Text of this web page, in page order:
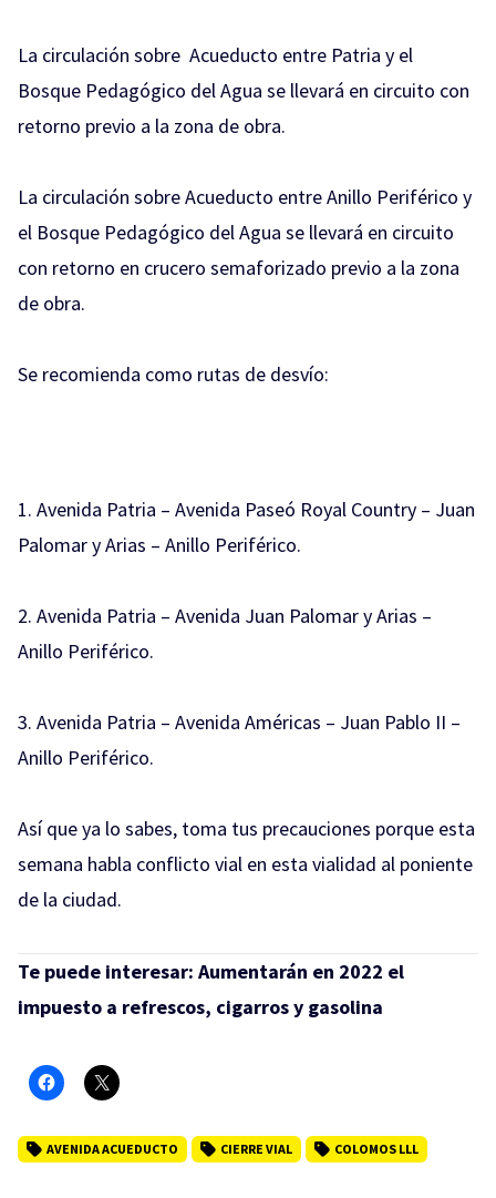
La circulación sobre Acueducto entre Patria y el
Bosque Pedagógico del Agua se llevará en circuito con
retorno previo a la zona de obra.
La circulación sobre Acueducto entre Anillo Periférico y
el Bosque Pedagógico del Agua se llevará en circuito
con retorno en crucero semaforizado previo a la zona
de obra.
Se recomienda como rutas de desvío:
1. Avenida Patria – Avenida Paseó Royal Country – Juan
Palomar y Arias – Anillo Periférico.
2. Avenida Patria – Avenida Juan Palomar y Arias –
Anillo Periférico.
3. Avenida Patria – Avenida Américas – Juan Pablo II –
Anillo Periférico.
Así que ya lo sabes, toma tus precauciones porque esta
semana habla conflicto vial en esta vialidad al poniente
de la ciudad.
Te puede interesar: Aumentarán en 2022 el
impuesto a refrescos, cigarros y gasolina
AVENIDA ACUEDUCTO CIERRE VIAL COLOMOS LLL